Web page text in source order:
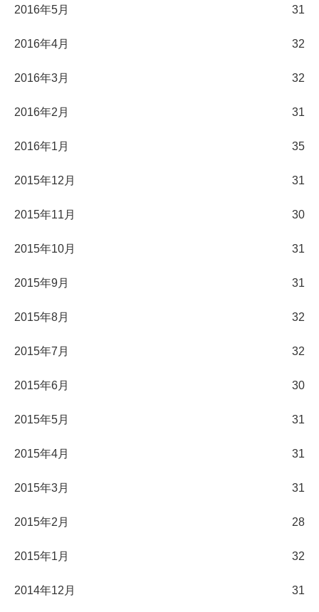
2016年5月 31
2016年4月 32
2016年3月 32
2016年2月 31
2016年1月 35
2015年12月 31
2015年11月 30
2015年10月 31
2015年9月 31
2015年8月 32
2015年7月 32
2015年6月 30
2015年5月 31
2015年4月 31
2015年3月 31
2015年2月 28
2015年1月 32
2014年12月 31